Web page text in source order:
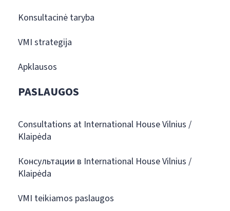
Konsultacinė taryba
VMI strategija
Apklausos
PASLAUGOS
Consultations at International House Vilnius /
Klaipėda
Консультации в International House Vilnius /
Klaipėda
VMI teikiamos paslaugos